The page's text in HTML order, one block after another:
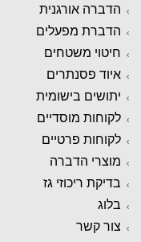
הדברה אורגנית
הדברת מפעלים
חיטוי משטחים
איוד פסנתרים
יתושים בישומית
לקוחות מוסדיים
לקוחות פרטיים
מוצרי הדברה
בדיקת ריכוזי גז
בלוג
צור קשר